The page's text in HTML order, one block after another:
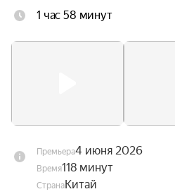
научиться управлять
чтобы суметь вернуться
1 час 58 минут
Премьера4 июня 2026
Время118 минут
СтранаКитай